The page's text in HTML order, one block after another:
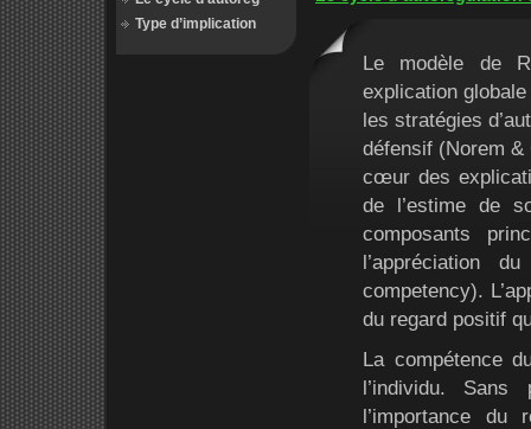
Type d’implication
Le modèle de
explication
les stratégies
défensif (Norem &
cœur des
de l’estime de
composants
l’appréciation
competency).
du regard positif
La compétence
l’individu.
l’importance du